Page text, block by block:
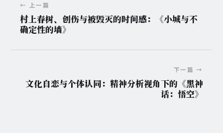
← 上一篇
村上春树、创伤与被毁灭的时间感：《小城与不
确定性的墙》
下一篇 →
文化自恋与个体认同：精神分析视角下的《黑神
话：悟空》